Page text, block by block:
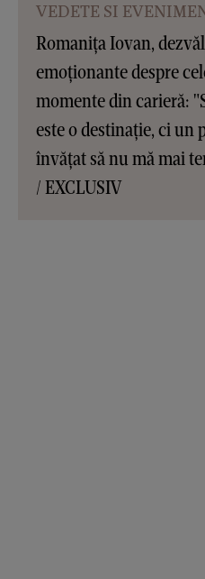
VEDETE SI
Romanița Iovan,
emoționante despre
momente din carieră:
este o destinație, ci un
învățat să nu mă mai
/ EXCLUSIV